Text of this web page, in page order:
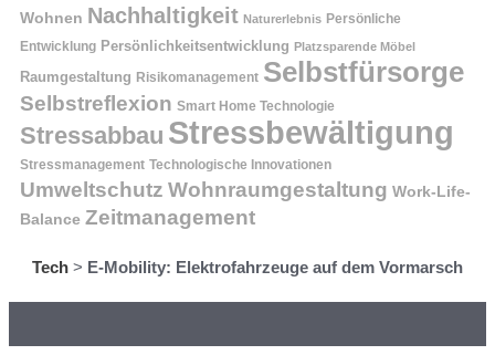
Wohnen Nachhaltigkeit Naturerlebnis Persönliche
Entwicklung Persönlichkeitsentwicklung Platzsparende Möbel
Raumgestaltung Risikomanagement Selbstfürsorge
Selbstreflexion Smart Home Technologie
Stressabbau Stressbewältigung
Stressmanagement Technologische Innovationen
Umweltschutz Wohnraumgestaltung Work-Life-
Balance Zeitmanagement
Tech > E-Mobility: Elektrofahrzeuge auf dem Vormarsch